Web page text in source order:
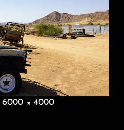
6000 × 4000